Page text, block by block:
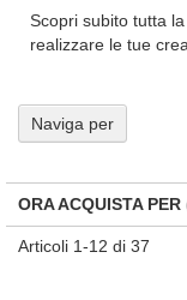
Scopri subito tutta
realizzare le tue
Articoli 1-12 di 37
Naviga per
ORA ACQUISTA PER